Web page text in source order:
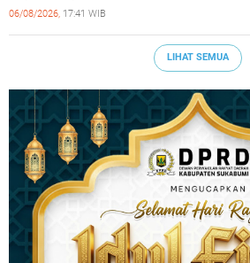
06/08/2026, 17:41 WIB
LIHAT SEMUA